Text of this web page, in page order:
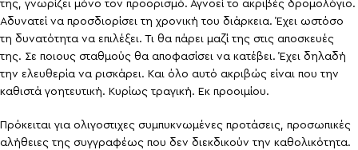
της, γνωρίζει μόνο τον προορισμό. Αγνοεί το ακριβές δρομολόγιο.
Αδυνατεί να προσδιορίσει τη χρονική του διάρκεια. Έχει ωστόσο
τη δυνατότητα να επιλέξει. Τι θα πάρει μαζί της στις αποσκευές
της. Σε ποιους σταθμούς θα αποφασίσει να κατέβει. Έχει δηλαδή
την ελευθερία να ρισκάρει. Και όλο αυτό ακριβώς είναι που την
καθιστά γοητευτική. Κυρίως τραγική. Εκ προοιμίου.
Πρόκειται για ολιγοστιχες συμπυκνωμένες προτάσεις, προσωπικές
αλήθειες της συγγραφέως που δεν διεκδικούν την καθολικότητα.